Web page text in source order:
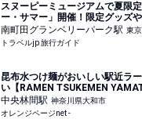
スヌーピーミュージアムで夏限
ー・サマー」開催！限定グッズ
東京都 | トラベルjp 旅行ガイド
南町田グランベリーパーク駅 東
トラベルjp 旅行ガイド
昆布水つけ麺がおいしい駅近ラ
い【RAMEN TSUKEMEN
発見 | オレンジページnet
中央林間駅 神奈川県大和市
オレンジページnet -